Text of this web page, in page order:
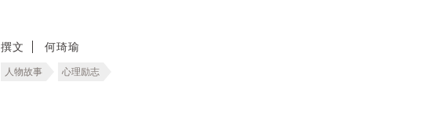
撰文 何琦瑜
人物故事 心理励志